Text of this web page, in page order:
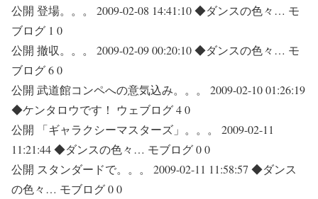
公開 登場。。。 2009-02-08 14:41:10 ◆ダンスの色々… モ
ブログ 1 0
公開 撤収。。。 2009-02-09 00:20:10 ◆ダンスの色々… モ
ブログ 6 0
公開 武道館コンペへの意気込み。。。 2009-02-10 01:26:19
◆ケンタロウです！ ウェブログ 4 0
公開 「ギャラクシーマスターズ」。。。 2009-02-11
11:21:44 ◆ダンスの色々… モブログ 0 0
公開 スタンダードで。。。 2009-02-11 11:58:57 ◆ダンス
の色々… モブログ 0 0